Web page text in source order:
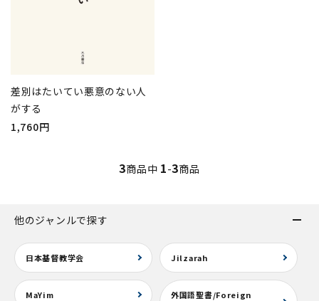
差別はたいてい悪意のない人
がする
1,760円
3商品中 1-3商品
他のジャンルで探す
日本基督教学会 Jilzarah
MaYim
外国語聖書/Foreign